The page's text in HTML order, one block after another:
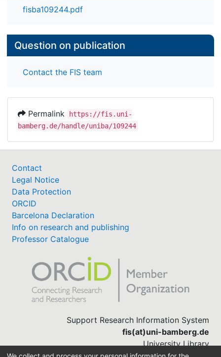
fisba109244.pdf
Question on publication
Contact the FIS team
Permalink
https://fis.uni-
bamberg.de/handle/uniba/109244
Contact
Legal Notice
Data Protection
ORCID
Barcelona Declaration
Info on research and publishing
Professor Catalogue
Support Research Information System
fis(at)uni-bamberg.de
University Library